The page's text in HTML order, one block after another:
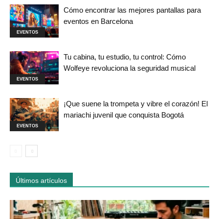
EVENTOS
Cómo encontrar las mejores pantallas para
eventos en Barcelona
EVENTOS
Tu cabina, tu estudio, tu control: Cómo
Wolfeye revoluciona la seguridad musical
EVENTOS
¡Que suene la trompeta y vibre el corazón! El
mariachi juvenil que conquista Bogotá
Últimos artículos